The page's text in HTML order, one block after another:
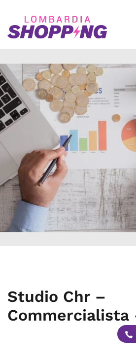
Studio Chr –
Commercialista